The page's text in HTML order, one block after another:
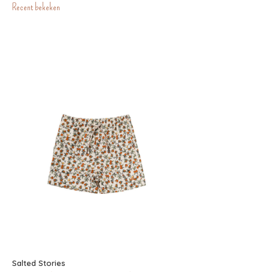
Recent bekeken
Salted Stories